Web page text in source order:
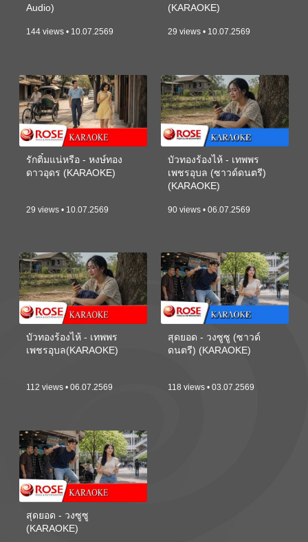
Audio)
144 views • 10.07.2569
(KARAOKE)
29 views • 10.07.2569
รักติ๋มแน่หรือ - หงษ์ทอง
ดาวอุดร (KARAOKE)
29 views • 10.07.2569
บัวทองร้องไห้ - เทพพร
เพชรอุบล (ซาวด์ดนตรี)
(KARAOKE)
90 views • 06.07.2569
บัวทองร้องไห้ - เทพพร
เพชรอุบล(KARAOKE)
112 views • 06.07.2569
สุดยอด - วงซูซู (ซาวด์
ดนตรี) (KARAOKE)
118 views • 03.07.2569
สุดยอด - วงซูซู
(KARAOKE)